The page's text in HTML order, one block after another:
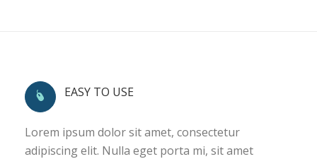
EASY TO USE
Lorem ipsum dolor sit amet, consectetur
adipiscing elit. Nulla eget porta mi, sit amet